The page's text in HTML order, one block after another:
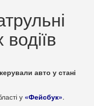
авто у стані
у «Фейсбук».